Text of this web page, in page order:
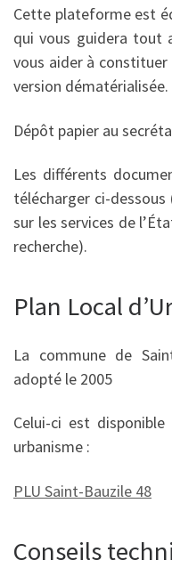
Cette plateforme est
qui vous guidera tout
vous aider à
version dématérialisée.
Dépôt papier au
Les différents
télécharger ci-
sur les services de
recherche).
Plan Local
La commune de
adopté le 2005
Celui-ci est
urbanisme :
PLU Saint-Bauzile 48
Conseils